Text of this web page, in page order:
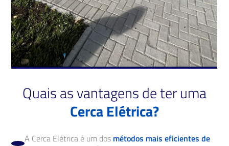
Quais as vantagens de ter uma
Cerca Elétrica?
A Cerca Elétrica é um dos métodos mais eficientes de